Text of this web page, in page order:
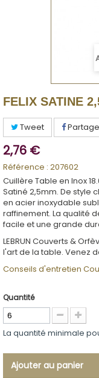
FELIX SATINE
Tweet
2,76 €
Référence : 207602
Cuillère Table en Inox
Satiné 2,5mm. De style
en acier inoxydable
raffinement. La qualité
facile et une grande
LEBRUN Couverts &
l'art de la table. Venez
Conseils d'entretien
Quantité
La quantité minimale
Ajouter au panier